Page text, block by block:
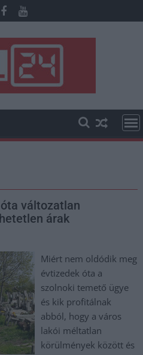
változatlan
árak
Miért nem oldódik meg
évtizedek óta a
szolnoki temető ügye
és kik profitálnak
abból, hogy a város
lakói méltatlan
körülmények között és